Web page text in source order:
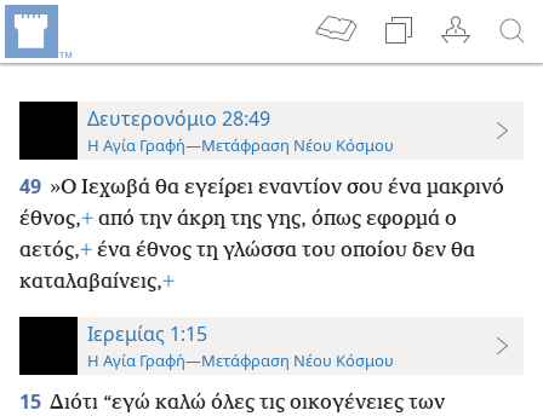
Δευτερονόμιο 28:49
Η Αγία Γραφή—Μετάφραση Νέου Κόσμου
49 »Ο Ιεχωβά θα εγείρει εναντίον σου ένα μακρινό
έθνος,+ από την άκρη της γης, όπως εφορμά ο
αετός,+ ένα έθνος τη γλώσσα του οποίου δεν θα
καταλαβαίνεις,+
Ιερεμίας 1:15
Η Αγία Γραφή—Μετάφραση Νέου Κόσμου
15 Διότι “εγώ καλώ όλες τις οικογένειες των